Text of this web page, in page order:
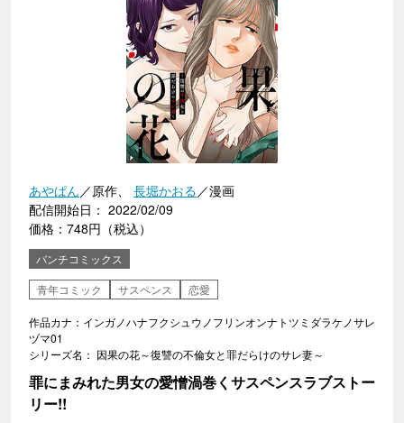
あやぱん／原作、 長堀かおる／漫画
配信開始日： 2022/02/09
価格：748円（税込）
バンチコミックス
青年コミック
サスペンス 恋愛
作品カナ：インガノハナフクシュウノフリンオンナトツミダラケノサレ
ヅマ01
シリーズ名： 因果の花～復讐の不倫女と罪だらけのサレ妻～
罪にまみれた男女の愛憎渦巻くサスペンスラブストー
リー!!